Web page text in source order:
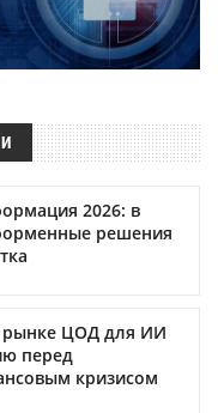
2026: в
решения
ЦОД для ИИ
перед
кризисом